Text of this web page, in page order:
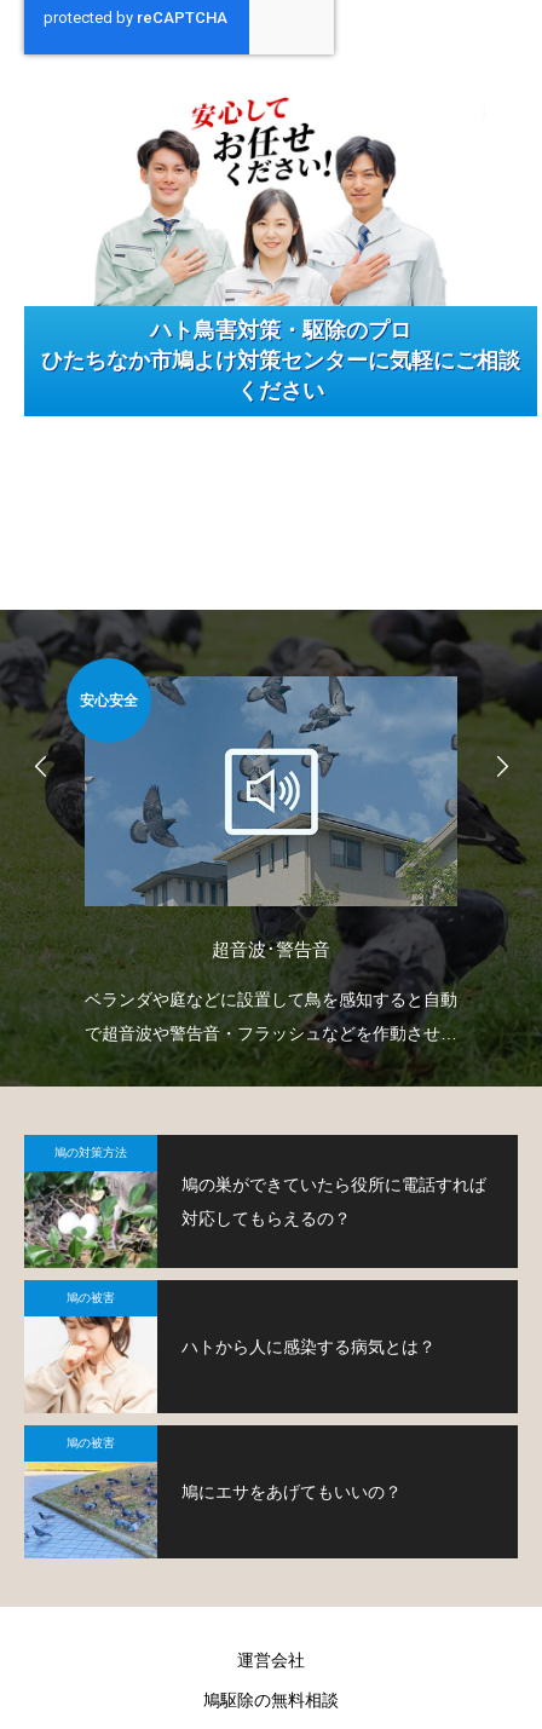
ハト鳥害対策・駆除のプロ
ひたちなか市鳩よけ対策センターに気軽にご相談
ください
安心安全
超音波･警告音
ベランダや庭などに設置して鳥を感知すると自動
で超音波や警告音・フラッシュなどを作動させて
鳩の侵入を防ぐという装置です。
鳩の対策方法
鳩の巣ができていたら役所に電話すれば
対応してもらえるの？
鳩の被害
ハトから人に感染する病気とは？
鳩の被害
鳩にエサをあげてもいいの？
運営会社
鳩駆除の無料相談